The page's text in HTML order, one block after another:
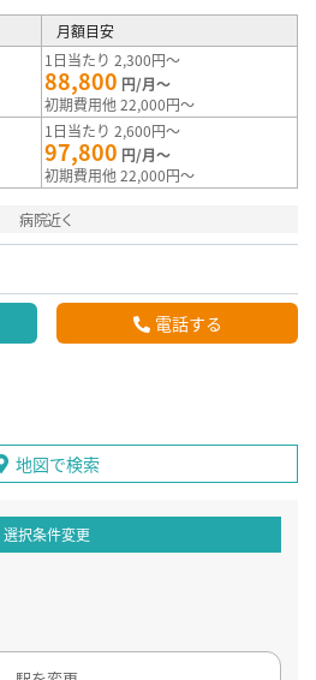
月額目安
1日当たり 2,300円～
88,800 円/月～
初期費用他 22,000円～
1日当たり 2,600円～
97,800 円/月～
初期費用他 22,000円～
病院近く
電話する
地図で検索
選択条件変更